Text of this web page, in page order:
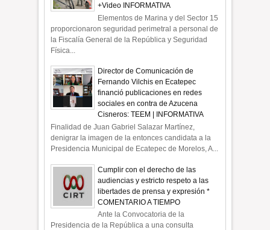
+Video INFORMATIVA
Elementos de Marina y del Sector 15
proporcionaron seguridad perimetral a personal de
la Fiscalía General de la República y Seguridad
Física...
Director de Comunicación de
Fernando Vilchis en Ecatepec
financió publicaciones en redes
sociales en contra de Azucena
Cisneros: TEEM | INFORMATIVA
Finalidad de Juan Gabriel Salazar Martínez,
denigrar la imagen de la entonces candidata a la
Presidencia Municipal de Ecatepec de Morelos, A...
Cumplir con el derecho de las
audiencias y estricto respeto a las
libertades de prensa y expresión *
COMENTARIO A TIEMPO
Ante la Convocatoria de la
Presidencia de la República a una consulta